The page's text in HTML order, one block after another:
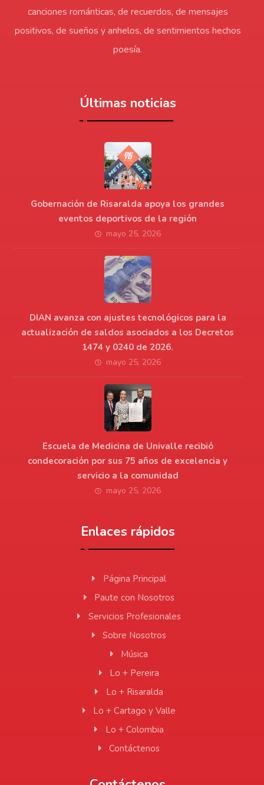
canciones románticas, de recuerdos, de mensajes
positivos, de sueños y anhelos, de sentimientos hechos
poesía.
Últimas noticias
Gobernación de Risaralda apoya los grandes
eventos deportivos de la región
mayo 25, 2026
DIAN avanza con ajustes tecnológicos para la
actualización de saldos asociados a los Decretos
1474 y 0240 de 2026.
mayo 25, 2026
Escuela de Medicina de Univalle recibió
condecoración por sus 75 años de excelencia y
servicio a la comunidad
mayo 25, 2026
Enlaces rápidos
Página Principal
Paute con Nosotros
Servicios Profesionales
Sobre Nosotros
Música
Lo + Pereira
Lo + Risaralda
Lo + Cartago y Valle
Lo + Colombia
Contáctenos